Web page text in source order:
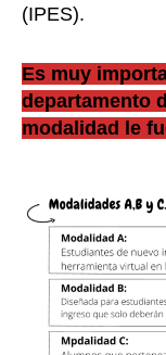
(IPES).
Es muy
departamento
modalidad le